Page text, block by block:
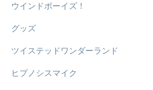
ウインドボーイズ！
グッズ
ツイステッドワンダーランド
ヒプノシスマイク